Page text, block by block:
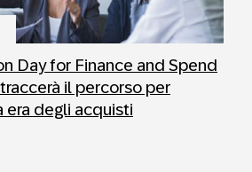
Day for Finance and Spend
il percorso per
era degli acquisti